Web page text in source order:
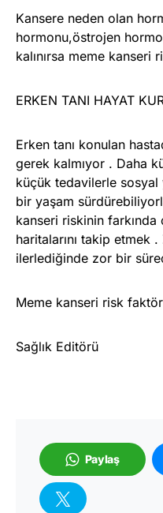
Kansere neden olan
hormonu,östrojen
kalınırsa meme kanseri
ERKEN TANI HAYAT
Erken tanı konulan
gerek kalmıyor . Daha
küçük tedavilerle
bir yaşam
kanseri riskinin
haritalarını takip etmek
ilerlediğinde zor bir
Meme kanseri risk
Sağlık Editörü
Paylaş